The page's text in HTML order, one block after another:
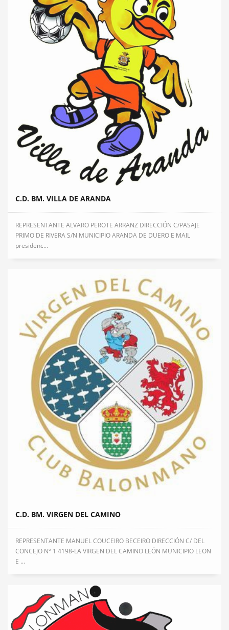
C.D. BM. VILLA DE ARANDA
REPRESENTANTE ALVARO PEROTE ARRANZ DIRECCIÓN C/PASAJE
PRIMO DE RIVERA S/N MUNICIPIO ARANDA DE DUERO E MAIL
presidenc...
C.D. BM. VIRGEN DEL CAMINO
REPRESENTANTE MANUEL COUCEIRO BECEIRO DIRECCIÓN C/ DEL
CONCEJO Nº 1 4198-LA VIRGEN DEL CAMINO LEÓN MUNICIPIO LEON
E ...